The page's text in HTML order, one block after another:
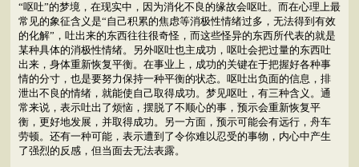
“呕吐”的梦境，在现实中，因为消化不良的缘故会呕吐。而在心理上最
常见的象征含义是“自己积累的焦虑等消极性情绪过多，无法得到有效
的化解”，吐出来的东西往往很奇怪，而这些怪异的东西所代表的就是
某种具体的消极性情绪。另外呕吐也主成功，呕吐会把过量的东西吐
出来，身体重新恢复平衡。在事业上，成功的关键在于把握好各种事
情的分寸，也是要努力保持一种平衡的状态。呕吐出负面的信息，排
泄出不良的情绪，就能使自己取得成功。梦见呕吐，有三种含义。通
常来说，表示吐出了烦恼，摆脱了不顺心的事，预示会重新恢复平
衡，更好地发展，并取得成功。另一方面，预示可能会有远行，舟车
劳顿。还有一种可能，表示遭到了令你难以忍受的事物，内心中产生
了强烈的反感，但当面去无法表露。